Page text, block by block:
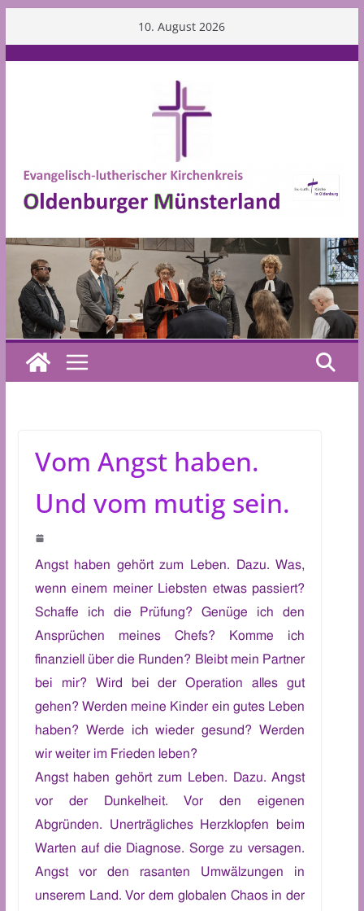
to
content
10. August 2026
Vom Angst haben.
Und vom mutig sein.
Angst haben gehört zum Leben. Dazu.Was,
wenn einem meiner Liebsten etwas passiert?
Schaffe ich die Prüfung? Genüge ich den
Ansprüchen meines Chefs? Komme ich
finanziell über die Runden? Bleibt mein Partner
bei mir? Wird bei der Operation alles gut
gehen? Werden meine Kinder ein gutes Leben
haben? Werde ich wieder gesund? Werden
wir weiter im Frieden leben?
Angst haben gehört zum Leben. Dazu.Angst
vor der Dunkelheit.Vor den eigenen
Abgründen. UnerträglichesHerzklopfen beim
Warten auf die Diagnose. Sorge zu versagen.
Angst vor den rasanten Umwälzungen in
unserem Land.Vordem globalen Chaos in der